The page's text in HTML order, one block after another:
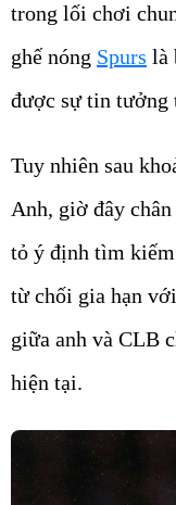
trong lối chơi
ghế nóng Spurs là
được sự tin tưởng
Tuy nhiên sau
Anh, giờ đây
tỏ ý định tìm
từ chối gia hạn
giữa anh và CLB
hiện tại.